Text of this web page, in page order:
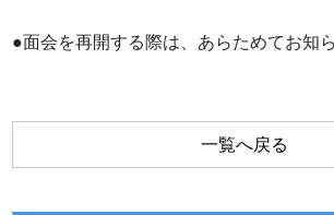
●面会を再開する際は、あらためてお知
一覧へ戻る